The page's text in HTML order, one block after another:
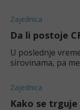
Zajednica
Da li postoje
U poslednje
sirovinama, pa
Zajednica
Kako se trguje